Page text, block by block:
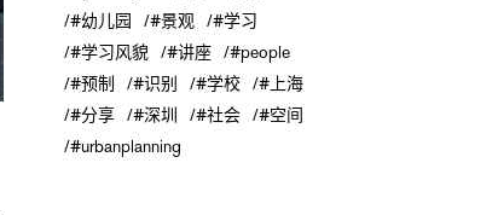
#幼儿园
#景观
#学习
#学习风貌
#讲座
#people
#预制
#识别 #学校
#上海
#分享
#深圳 #社会
#空间
#urbanplanning